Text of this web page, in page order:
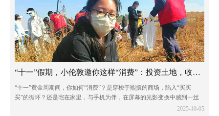
“十一”假期，小伦敦邀你这样“消费”：投资土地，收获未来
“十一”黄金周期间，你如何“消费”？是穿梭于熙攘的商场，陷入“买买
买”的循环？还是宅在家里，与手机为伴，在屏幕的光影变换中感到一丝
疲惫？如果，有一种方式，能让你的假期账单不再是商品的堆积，而是一
2025-10-05